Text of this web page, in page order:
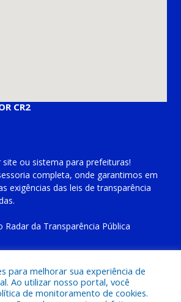
CR2
site ou sistema para prefeituras!
completa, onde garantimos em
exigências das leis de transparência
Radar da Transparência Pública
a Prefeitura Municipal de Cachoeira
do Piriá
para melhorar sua experiência de
Ao utilizar nosso portal, você
de monitoramento de cookies.